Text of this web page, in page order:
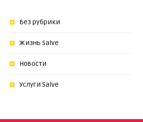
Без рубрики
Жизнь Salve
Новости
Услуги Salve